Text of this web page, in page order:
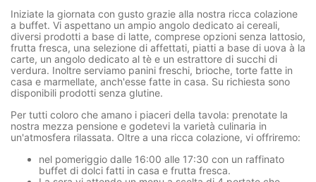
Iniziate la giornata con gusto grazie alla nostra ricca colazione
a buffet. Vi aspettano un ampio angolo dedicato ai cereali,
diversi prodotti a base di latte, comprese opzioni senza lattosio,
frutta fresca, una selezione di affettati, piatti a base di uova à la
carte, un angolo dedicato al tè e un estrattore di succhi di
verdura. Inoltre serviamo panini freschi, brioche, torte fatte in
casa e marmellate, anch'esse fatte in casa. Su richiesta sono
disponibili prodotti senza glutine.
Per tutti coloro che amano i piaceri della tavola: prenotate la
nostra mezza pensione e godetevi la varietà culinaria in
un'atmosfera rilassata. Oltre a una ricca colazione, vi offriremo:
nel pomeriggio dalle 16:00 alle 17:30 con un raffinato
buffet di dolci fatti in casa e frutta fresca.